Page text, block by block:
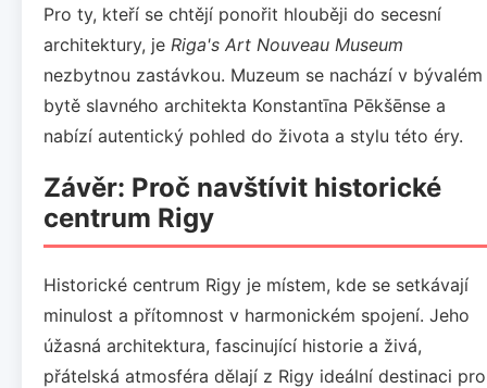
Pro ty, kteří se chtějí ponořit hlouběji do secesní
architektury, je Riga's Art Nouveau Museum
nezbytnou zastávkou. Muzeum se nachází v bývalém
bytě slavného architekta Konstantīna Pēkšēnse a
nabízí autentický pohled do života a stylu této éry.
Závěr: Proč navštívit historické
centrum Rigy
Historické centrum Rigy je místem, kde se setkávají
minulost a přítomnost v harmonickém spojení. Jeho
úžasná architektura, fascinující historie a živá,
přátelská atmosféra dělají z Rigy ideální destinaci pro